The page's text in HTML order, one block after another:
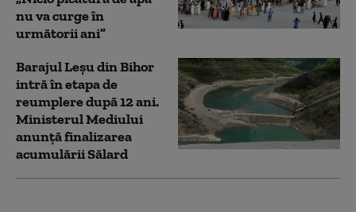
nu va curge în
următorii ani”
Barajul Leșu din Bihor
intră în etapa de
reumplere după 12 ani.
Ministerul Mediului
anunță finalizarea
acumulării Sălard